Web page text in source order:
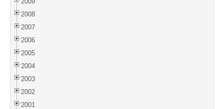
2008
2007
2006
2005
2004
2003
2002
2001